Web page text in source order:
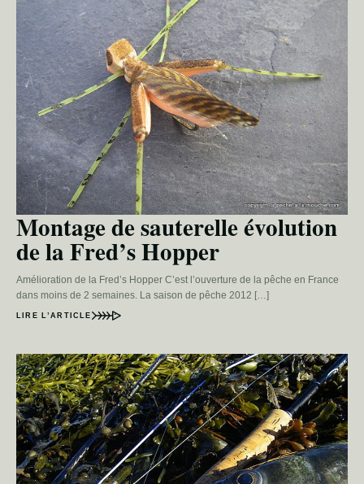
Montage de sauterelle évolution
de la Fred’s Hopper
Amélioration de la Fred’s Hopper C’est l’ouverture de la pêche en France
dans moins de 2 semaines. La saison de pêche 2012 […]
LIRE L’ARTICLE